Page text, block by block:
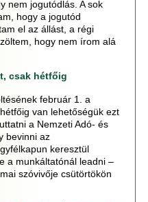
nem jogutódlás. A sok
hogy a jogutód
el az állást, a régi
hogy nem írom alá
csak hétfőig
február 1. a
van lehetőségük ezt
a Nemzeti Adó- és
bevinni az
keresztül
a munkáltatónál leadni –
szóvivője csütörtökön